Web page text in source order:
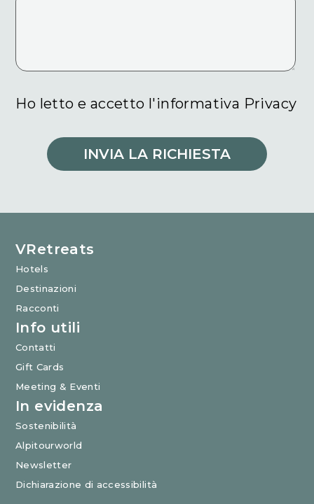
Ho letto e accetto l'informativa Privacy
INVIA LA RICHIESTA
VRetreats
Hotels
Destinazioni
Racconti
Info utili
Contatti
Gift Cards
Meeting & Eventi
In evidenza
Sostenibilità
Alpitourworld
Newsletter
Dichiarazione di accessibilità